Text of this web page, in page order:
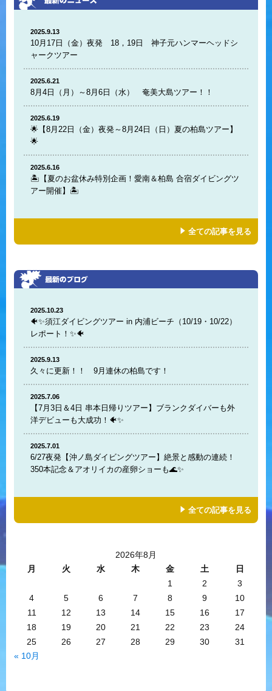
2025.9.13
10月17日（金）夜発 18，19日 神子元ハンマーヘッドシ
ャークツアー
2025.6.21
8月4日（月）～8月6日（水） 奄美大島ツアー！！
2025.6.19
🌟【8月22日（金）夜発～8月24日（日）夏の柏島ツアー】
🌟
2025.6.16
🏝️【夏のお盆休み特別企画！愛南＆柏島 合宿ダイビングツ
アー開催】🏝️
全ての記事を見る
2025.10.23
🐠✨須江ダイビングツアー in 内浦ビーチ（10/19・10/22）
レポート！✨🐠
2025.9.13
久々に更新！！ 9月連休の柏島です！
2025.7.06
【7月3日＆4日 串本日帰りツアー】ブランクダイバーも外
洋デビューも大成功！🐠✨
2025.7.01
6/27夜発【沖ノ島ダイビングツアー】絶景と感動の連続！
350本記念＆アオリイカの産卵ショーも🌊✨
全ての記事を見る
2026年8月
月
火 水 木 金 土
日
1
2
3
4
5 6 7 8 9
10
11
12 13 14 15 16
17
18
19 20 21 22 23
24
25
26 27 28 29 30
31
« 10月